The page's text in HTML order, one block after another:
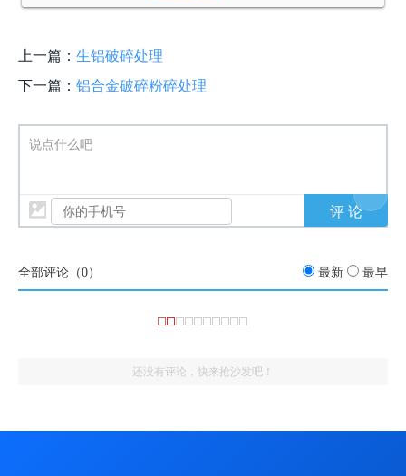
上一篇： 生铝破碎处理
下一篇： 铝合金破碎粉碎处理
说点什么吧
全部评论（0） 最新 最早
还没有评论，快来抢沙发吧！
少？ 管理员回复： 你好！加工料的价格